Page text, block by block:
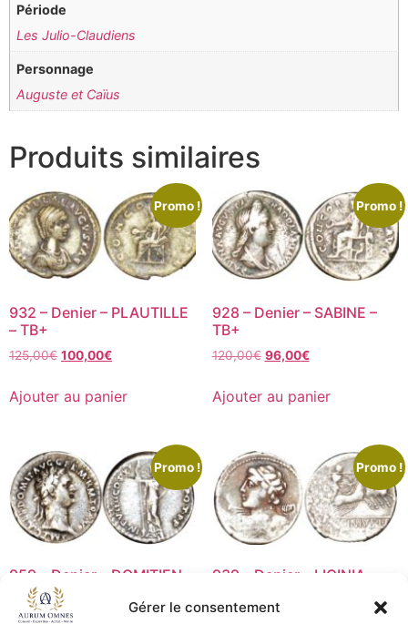
Gérer le consentement
Période
Les Julio-Claudiens
Personnage
Auguste et Caïus
Produits similaires
Promo !
932 – Denier – PLAUTILLE
– TB+
125,00€ 100,00€
Ajouter au panier
Promo !
928 – Denier – SABINE –
TB+
120,00€ 96,00€
Ajouter au panier
Promo !
959 – Denier – DOMITIEN –
TTB
75,00€ 60,00
Promo !
939 – Denier – LICINIA –
100,00